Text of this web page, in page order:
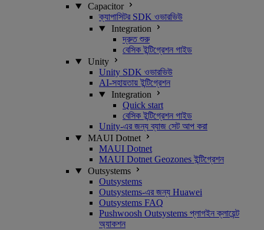
Capacitor
ক্যাপাসিটর SDK ওভারভিউ
Integration
দ্রুত শুরু
বেসিক ইন্টিগ্রেশন গাইড
Unity
Unity SDK ওভারভিউ
AI-সহায়তায় ইন্টিগ্রেশন
Integration
Quick start
বেসিক ইন্টিগ্রেশন গাইড
Unity-এর জন্য ব্যাজ সেট আপ করা
MAUI Dotnet
MAUI Dotnet
MAUI Dotnet Geozones ইন্টিগ্রেশন
Outsystems
Outsystems
Outsystems-এর জন্য Huawei
Outsystems FAQ
Pushwoosh Outsystems প্লাগইন ক্লায়েন্ট
অ্যাকশন